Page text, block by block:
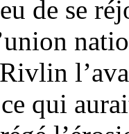
de se
Rivlin
qui